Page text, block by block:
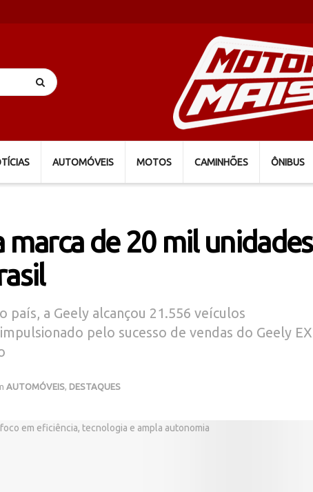
AUTOMÓVEIS MOTOS CAMINHÕES ÔNIBUS
marca de 20 mil unidades
país, a Geely alcançou 21.556 veículos
pelo sucesso de vendas do Geely
AUTOMÓVEIS DESTAQUES